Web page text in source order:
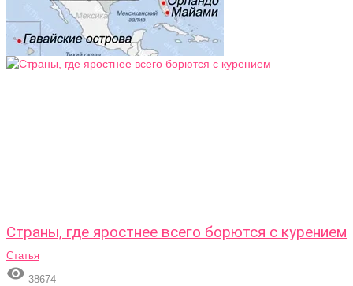
Страны, где яростнее всего борются с курением
Статья
 38674